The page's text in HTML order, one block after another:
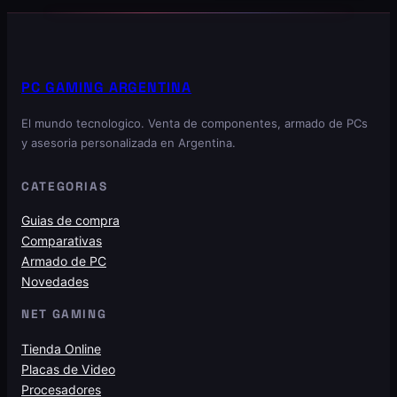
PC GAMING ARGENTINA
El mundo tecnologico. Venta de componentes, armado de PCs
y asesoria personalizada en Argentina.
CATEGORIAS
Guias de compra
Comparativas
Armado de PC
Novedades
NET GAMING
Tienda Online
Placas de Video
Procesadores